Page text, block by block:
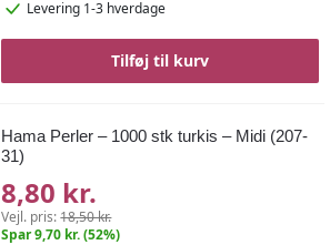
Levering 1-3 hverdage
Tilføj til kurv
Hama Perler – 1000 stk turkis – Midi (207-
31)
8,80 kr.
Vejl. pris:18,50 kr.
Spar 9,70 kr. (52%)